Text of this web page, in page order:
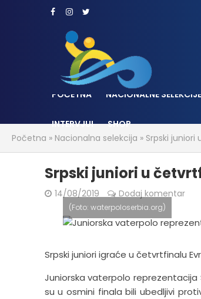
POČETNA NACIONALNE SELEKCIJE
INTERVJUI
SHOP
Početna » Nacionalna selekcija » Srpski
Srpski juniori u
14/08/2019 Dodaj komentar
(Foto: waterpoloserbia.org)
Srpski juniori igraće u četvrtfinalu
Juniorska vaterpolo reprezentacija
su u osmini finala bili ubedljivi